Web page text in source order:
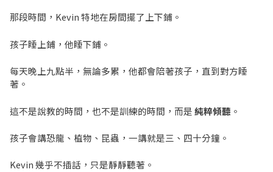
那段時間，Kevin 特地在房間擺了上下鋪。
孩子睡上鋪，他睡下鋪。
每天晚上九點半，無論多累，他都會陪著孩子，直到對方睡
著。
這不是說教的時間，也不是訓練的時間，而是純粹傾聽 。
孩子會講恐龍、植物、昆蟲，一講就是三、四十分鐘。
Kevin 幾乎不插話，只是靜靜聽著。